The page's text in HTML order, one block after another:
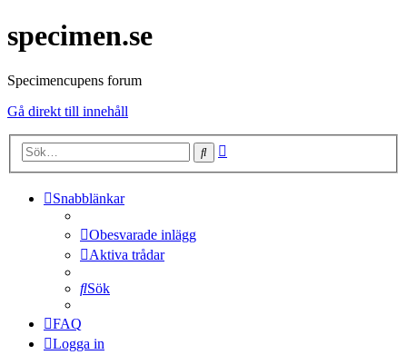
specimen.se
Specimencupens forum
Gå direkt till innehåll
Sök
Snabblänkar
Obesvarade inlägg
Aktiva trådar
Sök
FAQ
Logga in